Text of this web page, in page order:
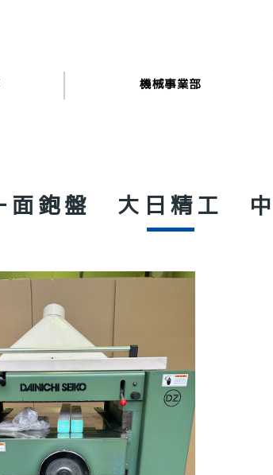
機械事業部
面鉋盤 大日精工 中